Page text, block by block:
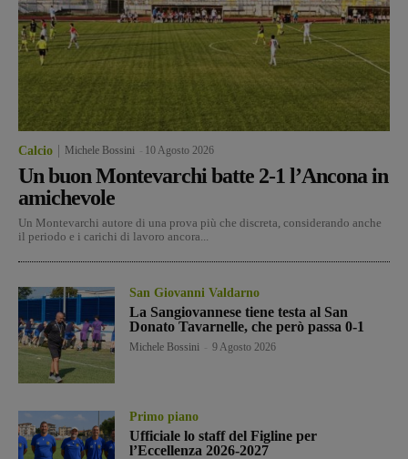
Calcio Michele Bossini 10 Agosto 2026
Un buon Montevarchi batte 2-1 l’Ancona in
amichevole
Un Montevarchi autore di una prova più che discreta, considerando anche
il periodo e i carichi di lavoro ancora...
San Giovanni Valdarno
La Sangiovannese tiene testa al San
Donato Tavarnelle, che però passa 0-1
Michele Bossini 9 Agosto 2026
Primo piano
Ufficiale lo staff del Figline per
l’Eccellenza 2026-2027